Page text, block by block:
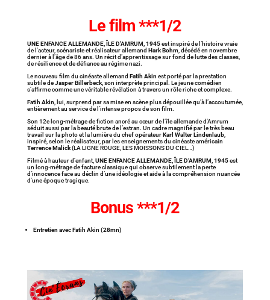
Le film ***1/2
UNE ENFANCE ALLEMANDE, ÎLE D’AMRUM, 1945est inspiré de l’histoire vraie
de l’acteur, scénariste et réalisateur allemand Hark Bohm, décédé en novembre
dernier à l’âge de 86 ans. Un récit d’apprentissage sur fond de lutte des classes,
de résilience et de défiance au régime nazi.
Le nouveau film du cinéaste allemand Fatih Akin est porté par la prestation
subtile deJasper Billerbeck, son interprète principal. Le jeune comédien
s’affirme comme une véritable révélation à travers un rôle riche et complexe.
Fatih Akin , lui, surprend par sa mise en scène plus dépouillée qu’à l’accoutumée,
entièrement au service de l’intense propos de son film.
Son 12e long-métrage de fiction ancré au cœur de l’île allemande d’Amrum
séduit aussi par la beauté brute de l’estran. Un cadre magnifié par le très beau
travail sur la photo et la lumière du chef opérateurKarl Walter Lindenlaub,
inspiré, selon le réalisateur, par les enseignements du cinéaste américain
Terrence Malick(LA LIGNE ROUGE, LES MOISSONS DU CIEL…)
Filmé à hauteur d’enfant, UNE ENFANCE ALLEMANDE, ÎLE D’AMRUM, 1945est
un long-métrage de facture classique qui observe subtilement la perte
d’innocence face au déclin d’une idéologie et aide à la compréhension nuancée
d’une époque tragique.
Bonus ***1/2
Entretien avec Fatih Akin (28mn)